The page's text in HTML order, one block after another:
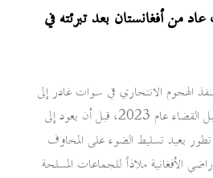
من أفغانستان بعد تبرئته في
الهجوم الانتحاري في سوات غادر إلى
أفغانستان عقب تبرئته من قبل القضاء عام 2023، قبل أن يعود إلى
يعيد تسليط الضوء على المخاوف
الأفغانية ملاذاً للجماعات المسلحة